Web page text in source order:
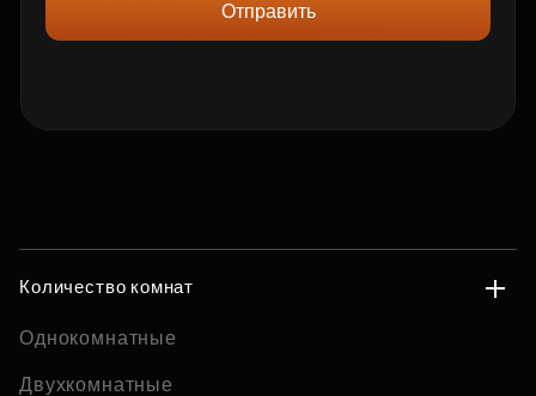
Отправить
Количество комнат
Однокомнатные
Двухкомнатные